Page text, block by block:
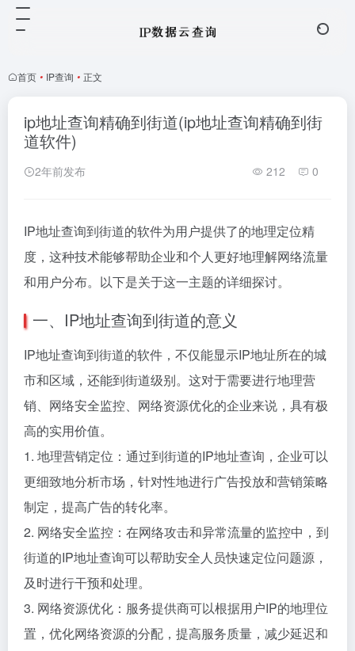
首页 • IP查询 • 正文
ip地址查询精确到街道(ip地址查询精确到街
道软件)
2年前发布 212 0
IP地址查询到街道的软件为用户提供了的地理定位精
度，这种技术能够帮助企业和个人更好地理解网络流量
和用户分布。以下是关于这一主题的详细探讨。
一、IP地址查询到街道的意义
IP地址查询到街道的软件，不仅能显示IP地址所在的城
市和区域，还能到街道级别。这对于需要进行地理营
销、网络安全监控、网络资源优化的企业来说，具有极
高的实用价值。
1. 地理营销定位：通过到街道的IP地址查询，企业可以
更细致地分析市场，针对性地进行广告投放和营销策略
制定，提高广告的转化率。
2. 网络安全监控：在网络攻击和异常流量的监控中，到
街道的IP地址查询可以帮助安全人员快速定位问题源，
及时进行干预和处理。
3. 网络资源优化：服务提供商可以根据用户IP的地理位
置，优化网络资源的分配，提高服务质量，减少延迟和